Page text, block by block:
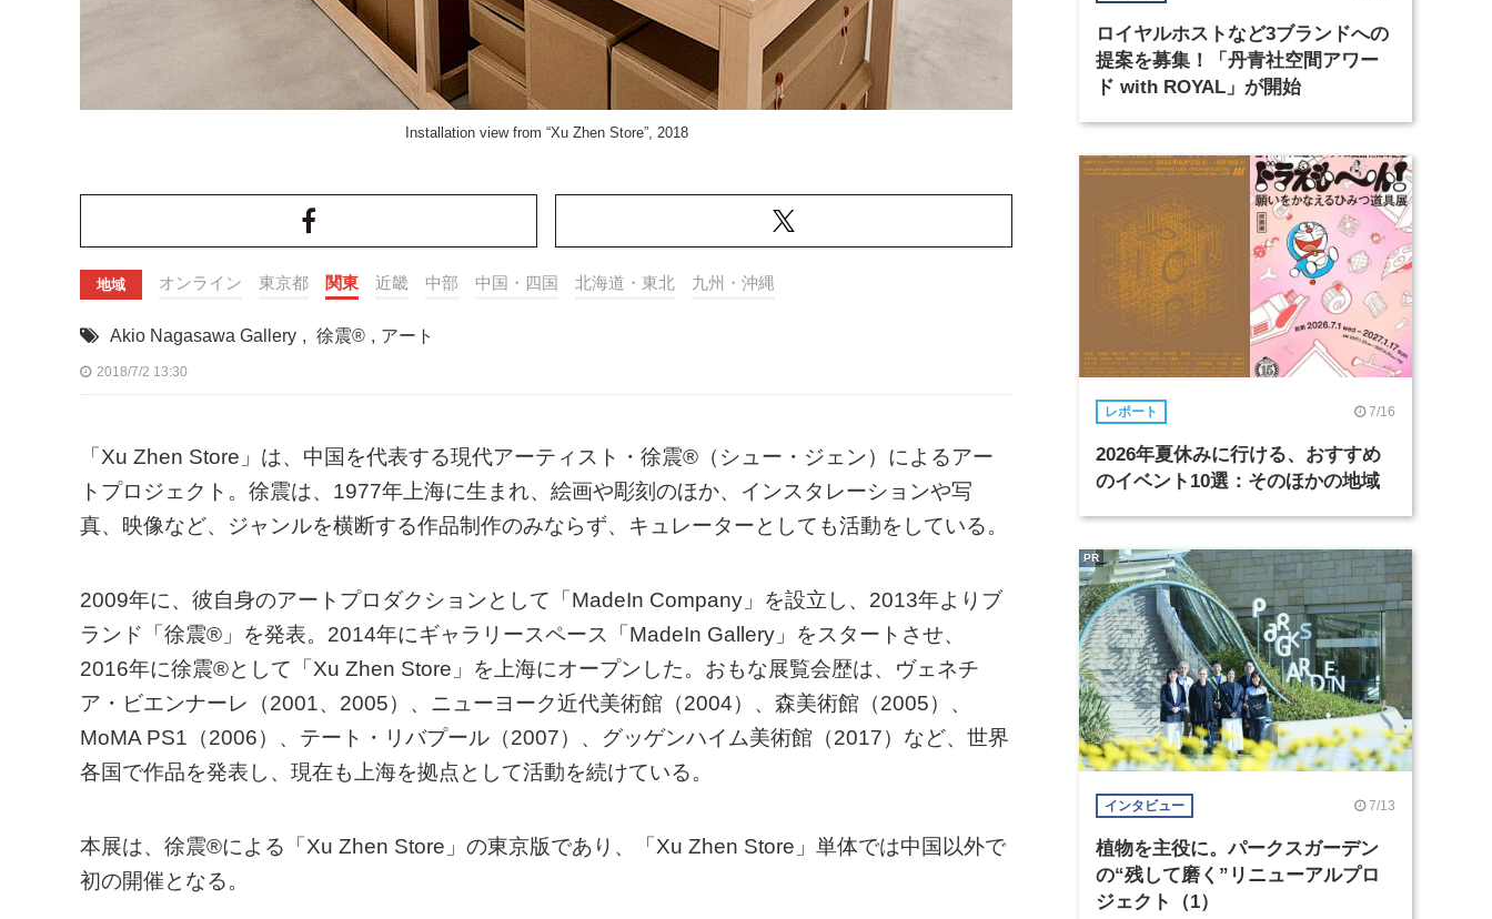
Installation view from “Xu Zhen Store”, 2018
地域 オンライン 東京都 関東 近畿 中部 中国・四国 北海道・東北 九州・沖縄
Akio Nagasawa Gallery , 徐震®︎ , アート
2018/7/2 13:30
「Xu Zhen Store」は、中国を代表する現代アーティスト・徐震®（シュー・ジェン）によるアー
トプロジェクト。徐震は、1977年上海に生まれ、絵画や彫刻のほか、インスタレーションや写
真、映像など、ジャンルを横断する作品制作のみならず、キュレーターとしても活動をしている。
2009年に、彼自身のアートプロダクションとして「MadeIn Company」を設立し、2013年よりブ
ランド「徐震®」を発表。2014年にギャラリースペース「MadeIn Gallery」をスタートさせ、
2016年に徐震®として「Xu Zhen Store」を上海にオープンした。おもな展覧会歴は、ヴェネチ
ア・ビエンナーレ（2001、2005）、ニューヨーク近代美術館（2004）、森美術館（2005）、
MoMA PS1（2006）、テート・リバプール（2007）、グッゲンハイム美術館（2017）など、世界
各国で作品を発表し、現在も上海を拠点として活動を続けている。
本展は、徐震®による「Xu Zhen Store」の東京版であり、「Xu Zhen Store」単体では中国以外で
初の開催となる。
ロイヤルホストなど3ブランドへの
提案を募集！「丹青社空間アワー
ド with ROYAL」が開始
レポート 7/16
2026年夏休みに行ける、おすすめ
のイベント10選：そのほかの地域
インタビュー 7/13
植物を主役に。パークスガーデン
の“残して磨く”リニューアルプロ
ジェクト（1）
PR